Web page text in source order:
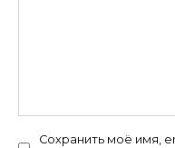
Сохранить моё имя,